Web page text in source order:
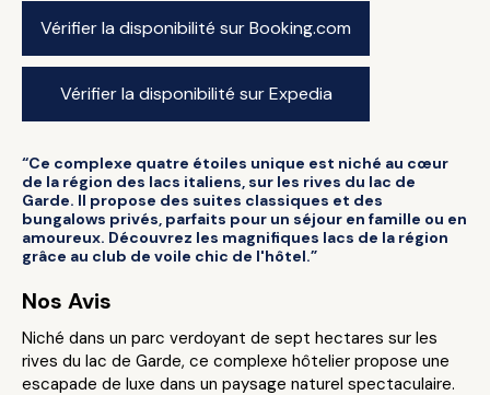
Vérifier la disponibilité sur Booking.com
Vérifier la disponibilité sur Expedia
“Ce complexe quatre étoiles unique est niché au cœur
de la région des lacs italiens, sur les rives du lac de
Garde. Il propose des suites classiques et des
bungalows privés, parfaits pour un séjour en famille ou en
amoureux. Découvrez les magnifiques lacs de la région
grâce au club de voile chic de l'hôtel.”
Nos Avis
Niché dans un parc verdoyant de sept hectares sur les
rives du lac de Garde, ce complexe hôtelier propose une
escapade de luxe dans un paysage naturel spectaculaire.